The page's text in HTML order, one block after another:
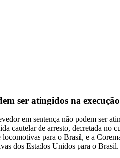
ser atingidos na
em sentença não podem ser
cautelar de arresto, decretada
para o Brasil, e a
dos Estados Unidos para o Brasil.